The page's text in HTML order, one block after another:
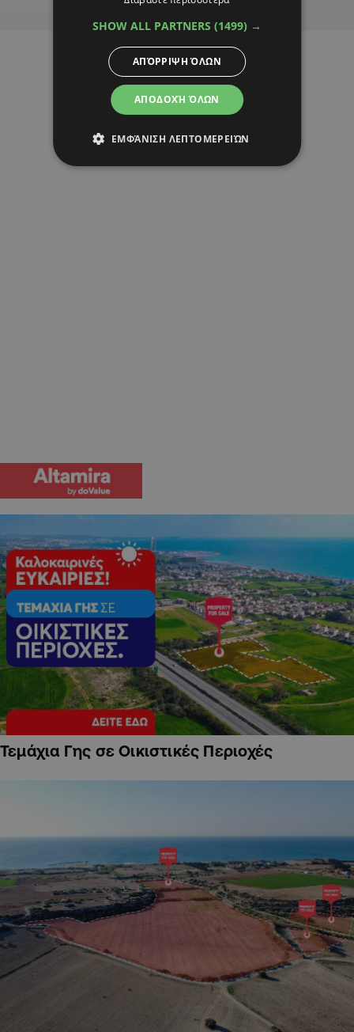
Τεμάχια Γης σε Οικιστικές Περιοχές
SHOW ALL PARTNERS (1499) →
ΑΠΟΔΟΧΉ ΌΛΩΝ
ΑΠΌΡΡΙΨΗ ΌΛΩΝ
ΕΜΦΆΝΙΣΗ ΛΕΠΤΟΜΕΡΕΙΏΝ